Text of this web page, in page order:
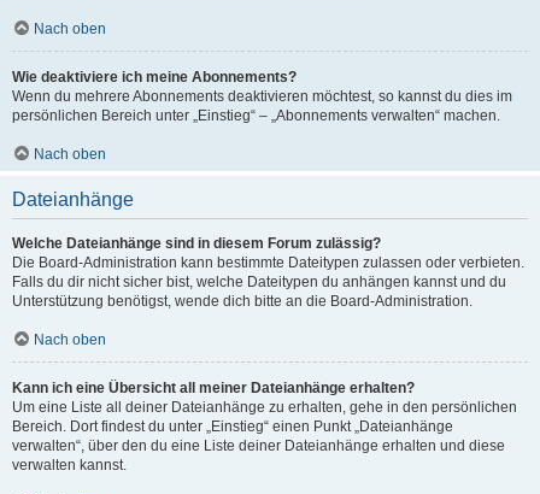
Nach oben
Wie deaktiviere ich meine Abonnements?
Wenn du mehrere Abonnements deaktivieren möchtest, so kannst du dies im
persönlichen Bereich unter „Einstieg“ – „Abonnements verwalten“ machen.
Nach oben
Dateianhänge
Welche Dateianhänge sind in diesem Forum zulässig?
Die Board-Administration kann bestimmte Dateitypen zulassen oder verbieten.
Falls du dir nicht sicher bist, welche Dateitypen du anhängen kannst und du
Unterstützung benötigst, wende dich bitte an die Board-Administration.
Nach oben
Kann ich eine Übersicht all meiner Dateianhänge erhalten?
Um eine Liste all deiner Dateianhänge zu erhalten, gehe in den persönlichen
Bereich. Dort findest du unter „Einstieg“ einen Punkt „Dateianhänge
verwalten“, über den du eine Liste deiner Dateianhänge erhalten und diese
verwalten kannst.